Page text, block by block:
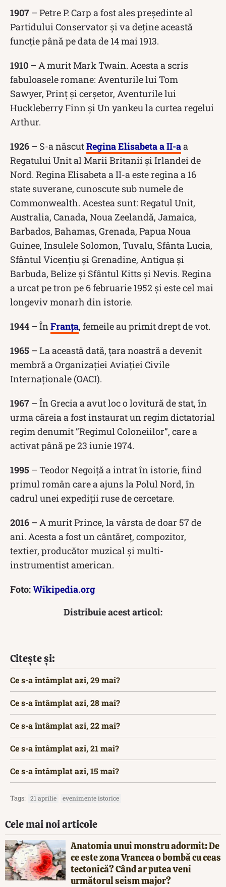
1907 – Petre P. Carp a fost ales președinte al
Partidului Conservator și va deține această
funcție până pe data de 14 mai 1913.
1910 – A murit Mark Twain. Acesta a scris
fabuloasele romane: Aventurile lui Tom
Sawyer, Prinț și cerșetor, Aventurile lui
Huckleberry Finn și Un yankeu la curtea regelui
Arthur.
1926 – S-a născutRegina Elisabeta a II-aa
Regatului Unit al Marii Britanii și Irlandei de
Nord. Regina Elisabeta a II-a este regina a 16
state suverane, cunoscute sub numele de
Commonwealth. Acestea sunt: Regatul Unit,
Australia, Canada, Noua Zeelandă, Jamaica,
Barbados, Bahamas, Grenada, Papua Noua
Guinee, Insulele Solomon, Tuvalu, Sfânta Lucia,
Sfântul Vicențiu și Grenadine, Antigua și
Barbuda, Belize și Sfântul Kitts și Nevis. Regina
a urcat pe tron pe 6 februarie 1952 și este cel mai
longeviv monarh din istorie.
1944 – În Franța, femeile au primit drept de vot.
1965 – La această dată, țara noastră a devenit
membră a Organizației Aviației Civile
Internaționale (OACI).
1967 – În Grecia a avut loc o lovitură de stat, în
urma căreia a fost instaurat un regim dictatorial
regim denumit ”Regimul Coloneiilor”, care a
activat până pe 23 iunie 1974.
1995 – Teodor Negoiță a intrat în istorie, fiind
primul român care a ajuns la Polul Nord, în
cadrul unei expediții ruse de cercetare.
2016 – A murit Prince, la vârsta de doar 57 de
ani. Acesta a fost un cântăreț, compozitor,
textier, producător muzical și multi-
instrumentist american.
Foto:Wikipedia.org
Distribuie acest articol:
Citește și:
Ce s-a întâmplat azi, 29 mai?
Ce s-a întâmplat azi, 28 mai?
Ce s-a întâmplat azi, 22 mai?
Ce s-a întâmplat azi, 21 mai?
Ce s-a întâmplat azi, 15 mai?
Tags: 21 aprilie evenimente istorice
Cele mai noi articole
Anatomia unui monstru adormit: De
ce este zona Vrancea o bombă cu ceas
tectonică? Când ar putea veni
următorul seism major?